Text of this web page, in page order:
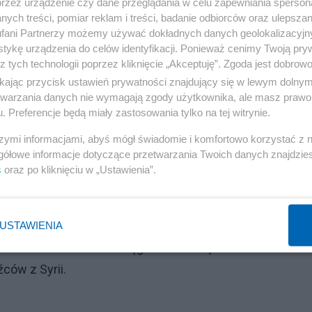
ale w sytuacji kiedy rzeka uchodźców z Ukrainy
tysięcy osób, nasz kraj musi zostać solidnie wsparty
także przez cały cywilizowany świat.
o przeznaczenie kwoty 2,75 mld USD, które to
i skierowane częściowo na Ukrainę, a częściowo
pomocy humanitarnej w wysokości 0,5 mld euro i
Ukrainy, a więc do Polski. Słowacji, Węgier, Rumunii i
finansową jakie otrzymała Turcja, która na
dwóch transzach w ciągu 4 lat kwotę aż 6 mld euro na
z Syrii.
treści, pomiar reklam i treści, badanie odbiorców oraz
Partnerzy możemy używać dokładnych danych
urządzenia do celów identyfikacji. Ponieważ cenimy Twoją
tych technologii poprzez kliknięcie „Akceptuję”. Zgoda jest
przycisk ustawień prywatności znajdujący się w lewym
danych nie wymagają zgody użytkownika, ale masz
Preferencje będą miały zastosowania tylko na tej witrynie.
informacjami, abyś mógł świadomie i komfortowo korzystać z
informacje dotyczące przetwarzania Twoich danych
oraz po kliknięciu w „Ustawienia”.
USTAWIENIA